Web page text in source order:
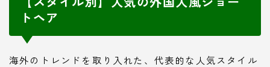
トヘア
海外のトレンドを取り入れた、代表的な人気スタイル